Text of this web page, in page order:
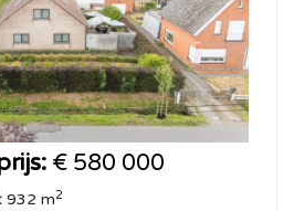
€ 580 000
932 m2